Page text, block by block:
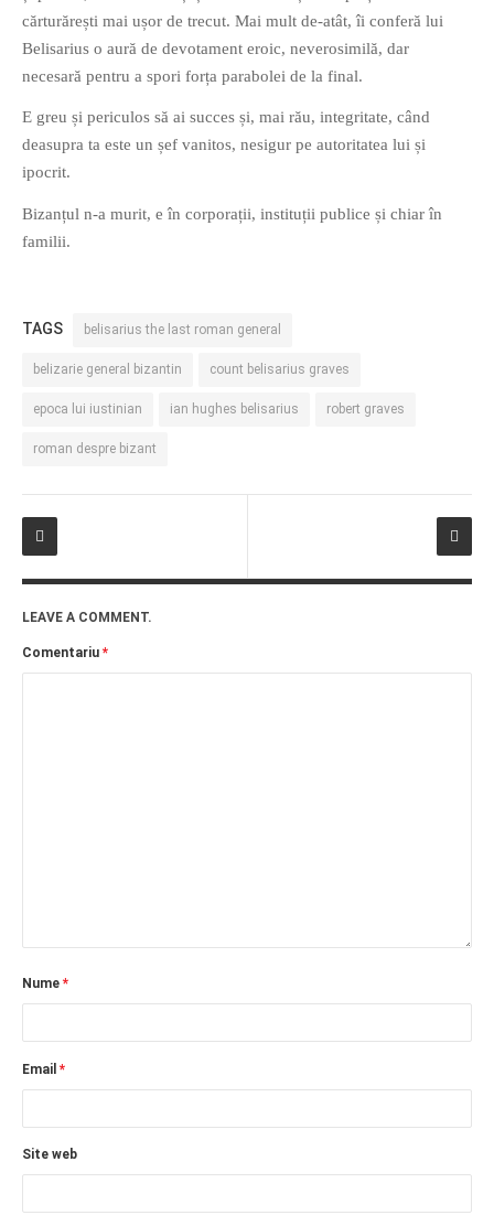
cărturărești mai ușor de trecut. Mai mult de-atât, îi conferă lui
Belisarius o aură de devotament eroic, neverosimilă, dar
necesară pentru a spori forța parabolei de la final.
E greu și periculos să ai succes și, mai rău, integritate, când
deasupra ta este un șef vanitos, nesigur pe autoritatea lui și
ipocrit.
Bizanțul n-a murit, e în corporații, instituții publice și chiar în
familii.
TAGS belisarius the last roman general
belizarie general bizantin count belisarius graves
epoca lui iustinian ian hughes belisarius robert graves
roman despre bizant
LEAVE A COMMENT.
Comentariu *
Nume *
Email *
Site web